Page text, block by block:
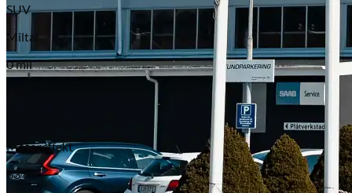
SUV
Miltal
0 mil
Motoreffekt
83 HK